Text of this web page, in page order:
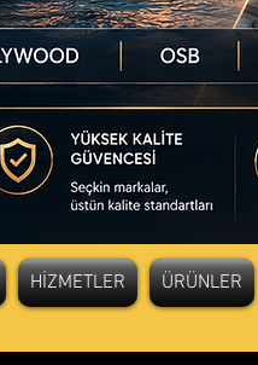
HİZMETLER ÜRÜNLER